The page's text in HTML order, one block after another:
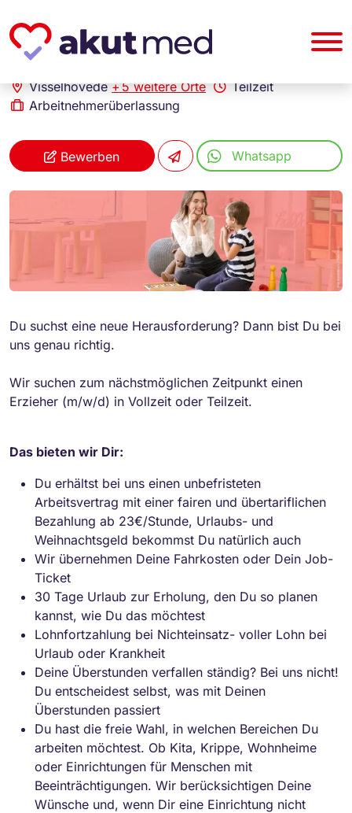
akut... Medizinische Personallogistik GmbH
Erzieher (m/w/d)
Visselhövede+5 weitere Orte
Teilzeit
Arbeitnehmerüberlassung
Bewerben Whatsapp
Du suchst eine neue Herausforderung? Dann bist Du bei
uns genau richtig.
Wir suchen zum nächstmöglichen Zeitpunkt einen
Erzieher (m/w/d) in Vollzeit oder Teilzeit.
Das bieten wir Dir:
Du erhältst bei uns einen unbefristeten
Arbeitsvertrag mit einer fairen und übertariflichen
Bezahlung ab 23€/Stunde, Urlaubs- und
Weihnachtsgeld bekommst Du natürlich auch
Wir übernehmen Deine Fahrkosten oder Dein Job-
Ticket
30 Tage Urlaub zur Erholung, den Du so planen
kannst, wie Du das möchtest
Lohnfortzahlung bei Nichteinsatz- voller Lohn bei
Urlaub oder Krankheit
Deine Überstunden verfallen ständig? Bei uns nicht!
Du entscheidest selbst, was mit Deinen
Überstunden passiert
Du hast die freie Wahl, in welchen Bereichen Du
arbeiten möchtest. Ob Kita, Krippe, Wohnheime
oder Einrichtungen für Menschen mit
Beeinträchtigungen. Wir berücksichtigen Deine
Wünsche und, wenn Dir eine Einrichtung nicht